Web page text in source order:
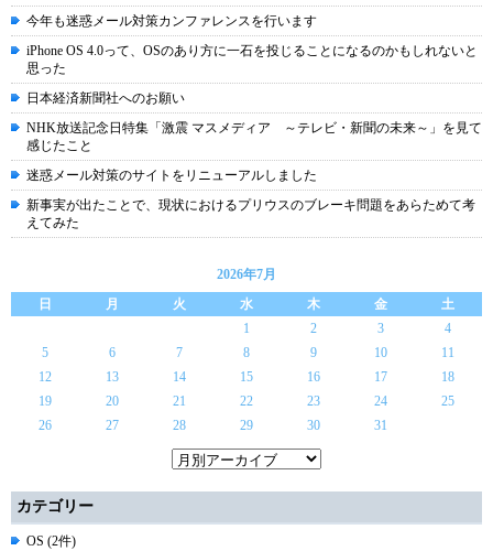
今年も迷惑メール対策カンファレンスを行います
iPhone OS 4.0って、OSのあり方に一石を投じることになるのかもしれないと
思った
日本経済新聞社へのお願い
NHK放送記念日特集「激震 マスメディア ～テレビ・新聞の未来～」を見て
感じたこと
迷惑メール対策のサイトをリニューアルしました
新事実が出たことで、現状におけるプリウスのブレーキ問題をあらためて考
えてみた
2026年7月
日
月 火 水 木 金
土
1
2 3
4
5
6 7 8 9 10
11
12
13 14 15 16 17
18
19
20 21 22 23 24
25
26
27 28 29 30 31
カテゴリー
OS (2件)